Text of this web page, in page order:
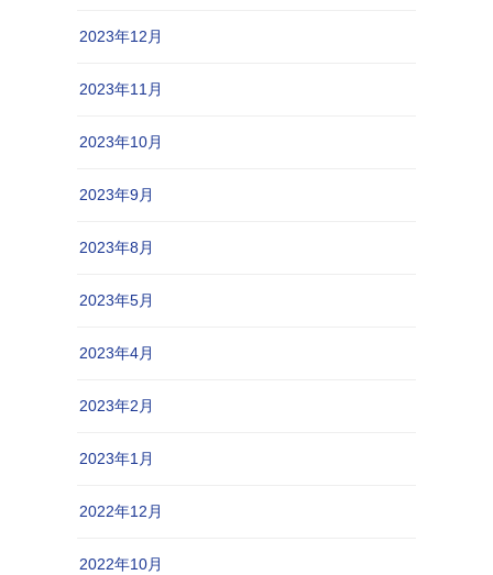
2023年12月
2023年11月
2023年10月
2023年9月
2023年8月
2023年5月
2023年4月
2023年2月
2023年1月
2022年12月
2022年10月